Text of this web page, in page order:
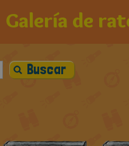
Galería de